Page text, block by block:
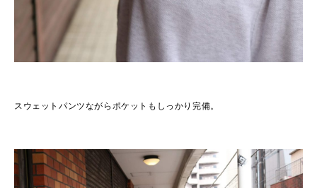
スウェットパンツながらポケットもしっかり完備。